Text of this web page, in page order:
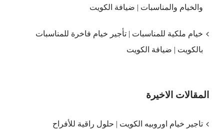
والخيام والمناسبات | ضيافة الكويت
خيام ملكية للمناسبات | تأجير خيام فاخرة للمناسبات
بالكويت | ضيافة الكويت
المقالات الاخيرة
تاجير خيام اوروبيه الكويت | حلول راقية للأفراح